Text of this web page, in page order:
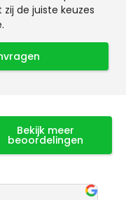
de juiste keuzes
Bekijk meer
beoordelingen